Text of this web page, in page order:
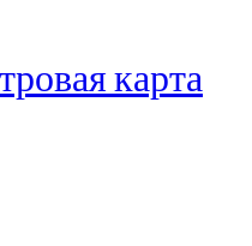
карта